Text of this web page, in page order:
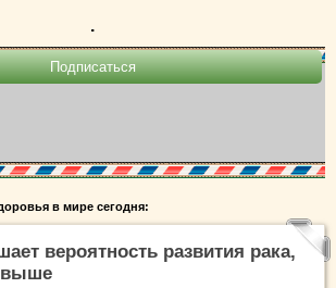
.
в мире сегодня:
вероятность развития рака,
выше